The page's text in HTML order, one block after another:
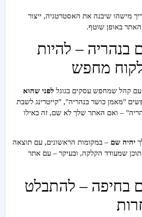
מישהו שיבנה את האסטרטגיה, ייצור
האתר באופן שוטף.
בנהריה – להיות
מחפש
קהל שמחפש עסקים בגוגל לפני שהוא
"מאמן כושר בנהריה", "קייטרינג לשבת
– ואם האתר שלך לא שם, זה כאילו
יהיה שם – במקומות הראשונים, עם תוצאה
שמעודד הקלקה, ובעיקר – עם אתר
בחיפה – להתבלט